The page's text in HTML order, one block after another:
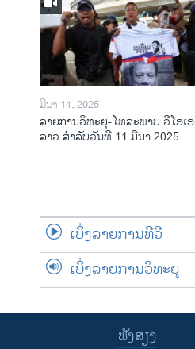
ມີນາ 11, 2025
ລາຍການວິ​ທະ​ຍຸ-ໂທ​ລະ​ພາບ ວີໂອເອ
ລາວ ສຳ​ລັບ​ວັນ​ທີ 11 ມີ​ນາ 2025
ເບິ່ງລາຍການທີວີ
ເບິ່ງລາຍການວິທະຍຸ
ຟັງສຽງ